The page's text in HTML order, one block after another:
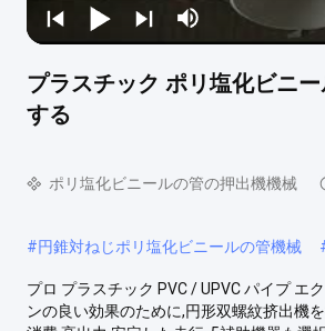
プラスチック ポリ塩化ビニ
する
ポリ塩化ビニールの管の押出機機械
#円錐対ねじポリ塩化ビニールの管機械
プロ プラスチック PVC / UPVC パイプ エ
ンの良い効果のために,円形双螺紋挤出機